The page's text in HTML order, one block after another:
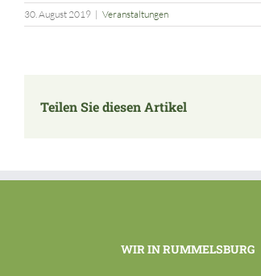
30. August 2019 | Veranstaltungen
Teilen Sie diesen Artikel
WIR IN RUMMELSBURG